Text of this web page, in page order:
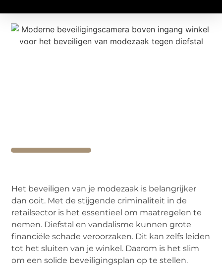
Het beveiligen van je modezaak is belangrijker
dan ooit. Met de stijgende criminaliteit in de
retailsector is het essentieel om maatregelen te
nemen. Diefstal en vandalisme kunnen grote
financiële schade veroorzaken. Dit kan zelfs leiden
tot het sluiten van je winkel. Daarom is het slim
om een solide beveiligingsplan op te stellen.